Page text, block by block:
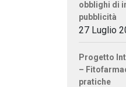
obblighi di
pubblicità
27 Luglio
Progetto
–
pratiche